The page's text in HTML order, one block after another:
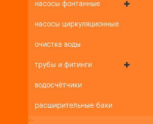
насосы фонтанные
насосы циркуляционные
очистка воды
трубы и фитинги
водосчётчики
расширительные баки
+-